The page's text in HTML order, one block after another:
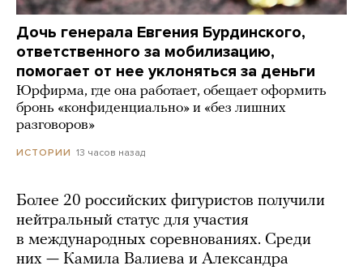
Дочь генерала Евгения Бурдинского,
ответственного за мобилизацию,
помогает от нее уклоняться за деньги
Юрфирма, где она работает, обещает оформить
бронь «конфиденциально» и «без лишних
разговоров»
ИСТОРИИ 13 часов назад
Более 20 российских фигуристов получили
нейтральный статус для участия
в международных соревнованиях. Среди
них — Камила Валиева и Александра